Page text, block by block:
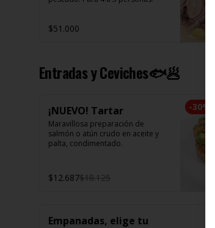
$51.000
Entradas y Ceviches🐟🥟
-30%
¡NUEVO! Tartar
Maravillosa preparación de
salmón o atún crudo en aceite y
palta, condimentado.
$12.687$18.125
Empanadas, elige tu